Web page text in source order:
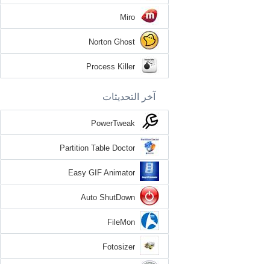
Miro
Norton Ghost
Process Killer
آخر التحديثات
PowerTweak
Partition Table Doctor
Easy GIF Animator
Auto ShutDown
FileMon
Fotosizer